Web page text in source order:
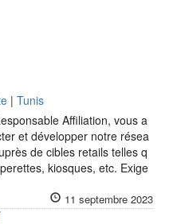
| Tunis
Affiliation, vous a
et développer notre résea
de cibles retails telles q
kiosques, etc. Exige
11 septembre 2023